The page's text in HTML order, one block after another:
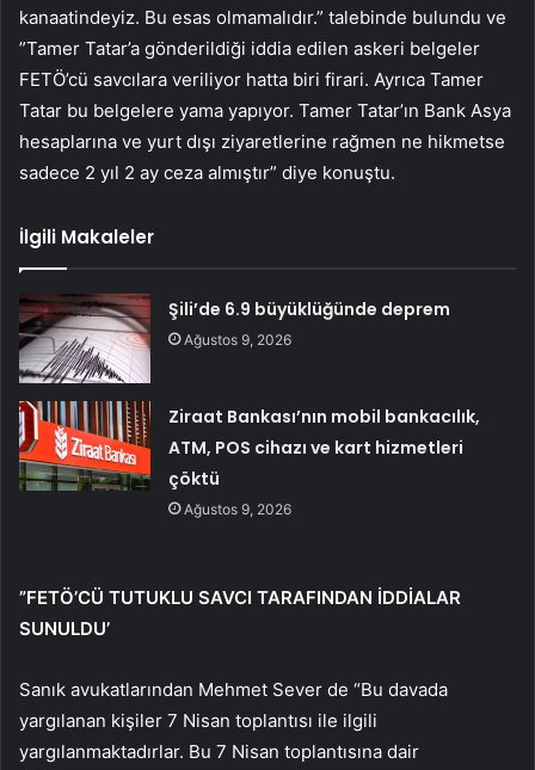
kanaatindeyiz. Bu esas olmamalıdır.” talebinde bulundu ve
”Tamer Tatar’a gönderildiği iddia edilen askeri belgeler
FETÖ’cü savcılara veriliyor hatta biri firari. Ayrıca Tamer
Tatar bu belgelere yama yapıyor. Tamer Tatar’ın Bank Asya
hesaplarına ve yurt dışı ziyaretlerine rağmen ne hikmetse
sadece 2 yıl 2 ay ceza almıştır” diye konuştu.
İlgili Makaleler
Şili’de 6.9 büyüklüğünde deprem
Ağustos 9, 2026
Ziraat Bankası’nın mobil bankacılık,
ATM, POS cihazı ve kart hizmetleri
çöktü
Ağustos 9, 2026
”FETÖ’CÜ TUTUKLU SAVCI TARAFINDAN İDDİALAR
SUNULDU’
Sanık avukatlarından Mehmet Sever de “Bu davada
yargılanan kişiler 7 Nisan toplantısı ile ilgili
yargılanmaktadırlar. Bu 7 Nisan toplantısına dair